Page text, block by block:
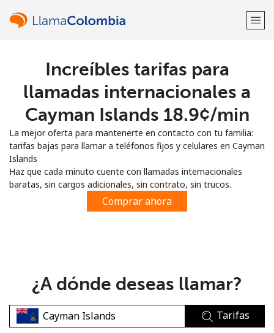
¡Bienvenido!
Regístrate con
o
Increíbles tarifas para
llamadas internacionales a
Cayman Islands ⁦18.9¢⁩/min
La mejor oferta para mantenerte en contacto con tu familia:
tarifas bajas para llamar a teléfonos fijos y celulares en Cayman
Islands
Haz que cada minuto cuente con llamadas internacionales
baratas, sin cargos adicionales, sin contrato, sin trucos.
Comprar ahora
¿A dónde deseas llamar?
Tarifas